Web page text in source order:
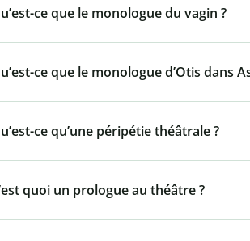
ce que le monologue du vagin ?
ce que le monologue d’Otis dans
ce qu’une péripétie théâtrale ?
quoi un prologue au théâtre ?